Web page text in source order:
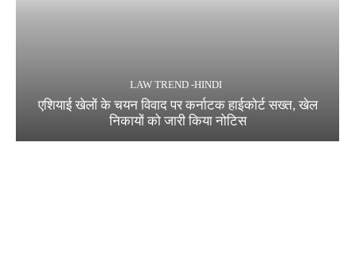
LAW TREND -HINDI
एशियाई खेलों के चयन विवाद पर कर्नाटक हाईकोर्ट सख्त, खेल
निकायों को जारी किया नोटिस